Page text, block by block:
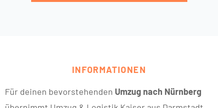
INFORMATIONEN
Für deinen bevorstehenden Umzug nach Nürnberg